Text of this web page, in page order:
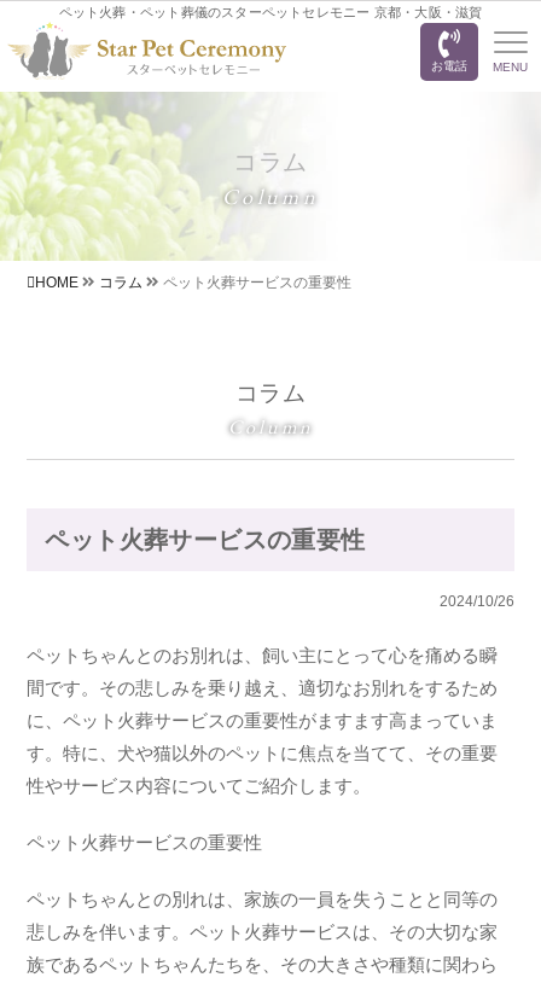
ペット火葬・ペット葬儀のスターペットセレモニー 京都・大阪・滋賀
お電話 MENU
コラム
Column
HOME コラム ペット火葬サービスの重要性
コラム
Column
ペット火葬サービスの重要性
2024/10/26
ペットちゃんとのお別れは、飼い主にとって心を痛める瞬
間です。その悲しみを乗り越え、適切なお別れをするため
に、ペット火葬サービスの重要性がますます高まっていま
す。特に、犬や猫以外のペットに焦点を当てて、その重要
性やサービス内容についてご紹介します。
ペット火葬サービスの重要性
ペットちゃんとの別れは、家族の一員を失うことと同等の
悲しみを伴います。ペット火葬サービスは、その大切な家
族であるペットちゃんたちを、その大きさや種類に関わら